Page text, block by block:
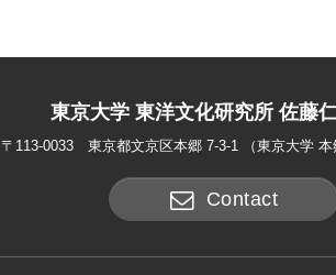
東京大学 東洋文化研究所 佐藤
〒113-0033 東京都文京区本郷 7-3-1 （東京大学 本
Contact